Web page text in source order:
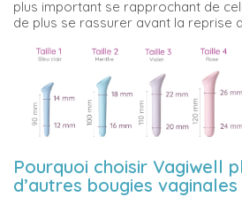
plus important se rapprochant de
de plus se rassurer avant la reprise
Pourquoi choisir Vagiwell
d’autres bougies vaginales